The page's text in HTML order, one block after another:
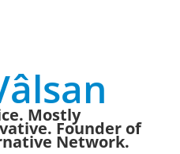
Mostly
Founder of
Network.